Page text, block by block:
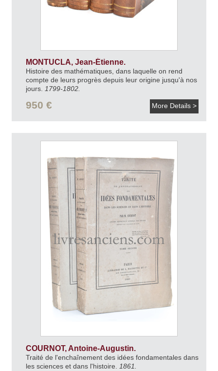
MONTUCLA, Jean-Étienne.
Histoire des mathématiques, dans laquelle on rend
compte de leurs progrès depuis leur origine jusqu'à nos
jours. 1799-1802.
950 € More Details >
COURNOT, Antoine-Augustin.
Traité de l'enchaînement des idées fondamentales dans
les sciences et dans l'histoire.
1861.